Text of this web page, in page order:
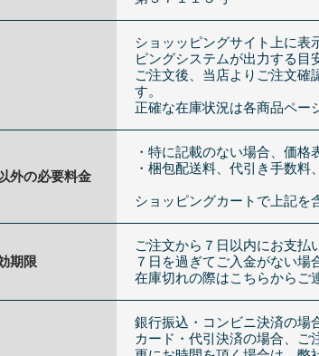
ショッッピングサイト上に表
ピングシステムが出力する目
ご注文後、当店よりご注文確
す。
正確な在庫状況は各商品ペー
外の必要料金
・特に記載のない場合、価格
・梱包配送料、代引き手数料
ショッピングカートで上記を
期限
ご注文から７日以内にお支払
７日を過ぎてご入金がない場
在庫切れの際はこちらからご
銀行振込・コンビニ決済の場
カード・代引決済の場合、ご